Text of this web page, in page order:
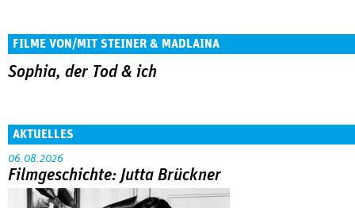
FILME VON/MIT STEINER & MADLAINA
Sophia, der Tod & ich
AKTUELLES
06.08.2026
Filmgeschichte: Jutta Brückner